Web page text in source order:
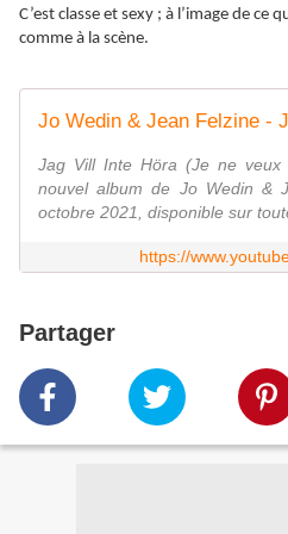
C’est classe et sexy ; à l’image de ce
comme à la scène.
Jag Vill Inte Höra (Je ne veux
nouvel album de Jo Wedin &
octobre 2021, disponible sur
https://
Partager